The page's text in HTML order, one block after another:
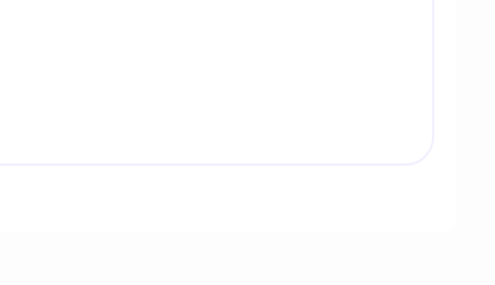
Несмотря на показное безразличие к